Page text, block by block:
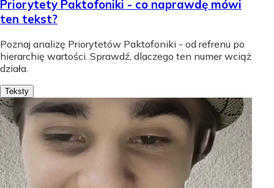
Priorytety Paktofoniki - co naprawdę mówi
ten tekst?
Poznaj analizę Priorytetów Paktofoniki - od refrenu po
hierarchię wartości. Sprawdź, dlaczego ten numer wciąż
działa.
Teksty